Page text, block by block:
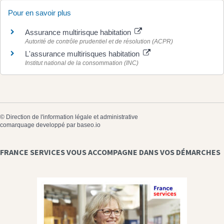
Pour en savoir plus
Assurance multirisque habitation
Autorité de contrôle prudentiel et de résolution (ACPR)
L'assurance multirisques habitation
Institut national de la consommation (INC)
© Direction de l'information légale et administrative
comarquage developpé par baseo.io
FRANCE SERVICES VOUS ACCOMPAGNE DANS VOS DÉMARCHES